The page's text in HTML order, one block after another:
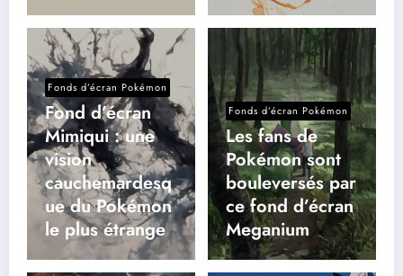
Fonds d’écran Pokémon
Fond d’écran
Mimiqui : une
vision
cauchemardesq
ue du Pokémon
le plus étrange
Fonds d’écran Pokémon
Les fans de
Pokémon sont
bouleversés par
ce fond d’écran
Meganium